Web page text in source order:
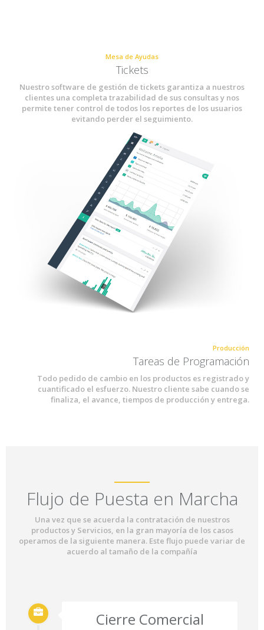
Mesa de Ayudas
Tickets
Nuestro software de gestión de tickets garantiza a nuestros
clientes una completa trazabilidad de sus consultas y nos
permite tener control de todos los reportes de los usuarios
evitando perder el seguimiento.
Ir
Producción
Tareas de Programación
Todo pedido de cambio en los productos es registrado y
cuantificado el esfuerzo. Nuestro cliente sabe cuando se
finaliza, el avance, tiempos de producción y entrega.
Flujo de Puesta en Marcha
Una vez que se acuerda la contratación de nuestros
productos y Servicios, en la gran mayoría de los casos
operamos de la siguiente manera. Este flujo puede variar de
acuerdo al tamaño de la compañía
Cierre Comercial